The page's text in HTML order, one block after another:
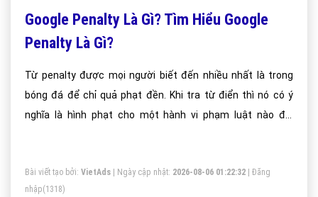
Google Penalty Là Gì? Tìm Hiểu Google
Penalty Là Gì?
Từ penalty được mọi người biết đến nhiều nhất là trong
bóng đá để chỉ quả phạt đền. Khi tra từ điển thì nó có ý
nghĩa là hình phạt cho một hành vi phạm luật nào đó.
quy định tác động xấu đến thứ hạng website trên trang tìm
kiếm được Google trả về.
Bài viết tạo bởi: VietAds | Ngày cập nhật: 2026-08-06 01:22:32
Đăng
nhập(1318)